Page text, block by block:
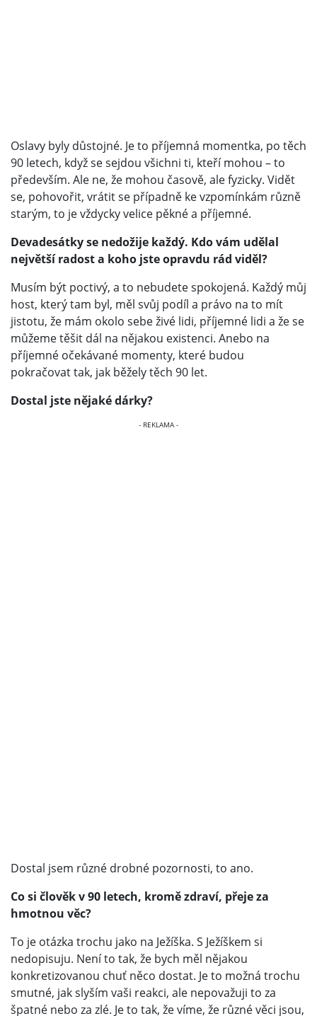
Oslavy byly důstojné. Je to příjemná momentka, po těch
90 letech, když se sejdou všichni ti, kteří mohou – to
především. Ale ne, že mohou časově, ale fyzicky. Vidět
se, pohovořit, vrátit se případně ke vzpomínkám různě
starým, to je vždycky velice pěkné a příjemné.
Devadesátky se nedožije každý. Kdo vám udělal
největší radost a koho jste opravdu rád viděl?
Musím být poctivý, a to nebudete spokojená. Každý můj
host, který tam byl, měl svůj podíl a právo na to mít
jistotu, že mám okolo sebe živé lidi, příjemné lidi a že se
můžeme těšit dál na nějakou existenci. Anebo na
příjemné očekávané momenty, které budou
pokračovat tak, jak běžely těch 90 let.
Dostal jste nějaké dárky?
Dostal jsem různé drobné pozornosti, to ano.
Co si člověk v 90 letech, kromě zdraví, přeje za
hmotnou věc?
To je otázka trochu jako na Ježíška. S Ježíškem si
nedopisuju. Není to tak, že bych měl nějakou
konkretizovanou chuť něco dostat. Je to možná trochu
smutné, jak slyším vaši reakci, ale nepovažuji to za
špatné nebo za zlé. Je to tak, že víme, že různé věci jsou,